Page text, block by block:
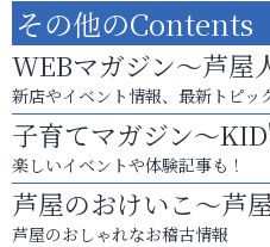
その他のContents
WEBマガジン～芦屋
新店やイベント情報、最新トピッ
子育てマガジン～
楽しいイベントや体験記事も！
芦屋のおけいこ～芦
芦屋のおしゃれなお稽古情報